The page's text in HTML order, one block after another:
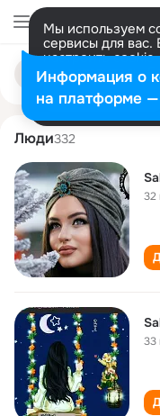
Мы используем
сервисы для вас.
настроить
представитель.
Разрешить все
Поиск
людям
sabina eliyeva
Люди332
32
33
Информация о
на платформе